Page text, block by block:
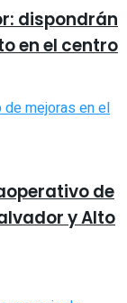
dispondrán
en el centro
de
y Alto